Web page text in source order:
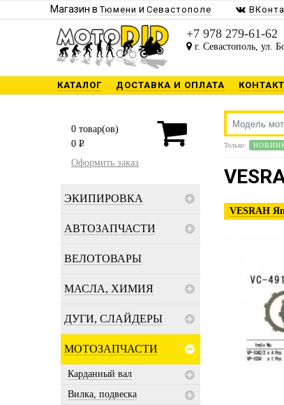
Магазин вТюмени и Севастополе
+7 978 279-61-62
г. Севастополь, ул.
КАТАЛОГ ДОСТАВКА И ОПЛАТА
0 товар(ов)
0 P
Оформить заказ
ЭКИПИРОВКА
АВТОЗАПЧАСТИ
ВЕЛОТОВАРЫ
МАСЛА, ХИМИЯ
ДУГИ, СЛАЙДЕРЫ
МОТОЗАПЧАСТИ
Карданный вал
Вилка, подвеска
Только:
VESRAH